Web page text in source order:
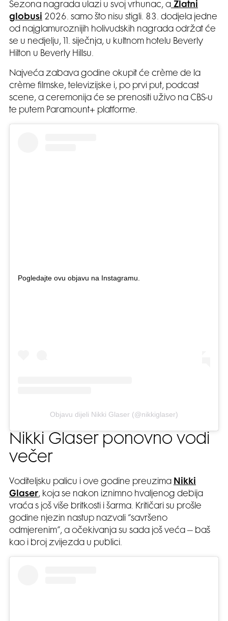
Sezona nagrada ulazi u svoj vrhunac, a Zlatni
globusi
2026. samo što nisu stigli. 83. dodjela jedne
od najglamuroznijih holivudskih nagrada održat će
se u nedjelju, 11. siječnja, u kultnom hotelu Beverly
Hilton u Beverly Hillsu.
Najveća zabava godine okupit će crème de la
crème filmske, televizijske i, po prvi put, podcast
scene, a ceremonija će se prenositi uživo na CBS-u
te putem Paramount+ platforme.
Pogledajte ovu objavu na Instagramu.
Objavu dijeli Nikki Glaser (@nikkiglaser)
Nikki Glaser ponovno vodi
večer
Voditeljsku palicu i ove godine preuzima Nikki
Glaser, koja se nakon iznimno hvaljenog debija
vraća s još više britkosti i šarma. Kritičari su prošle
godine njezin nastup nazvali “savršeno
odmjerenim”, a očekivanja su sada još veća – baš
kao i broj zvijezda u publici.